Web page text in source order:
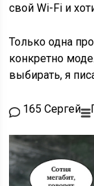
свой Wi-Fi и
Только одна
конкретно
выбирать, я
165 Сергей